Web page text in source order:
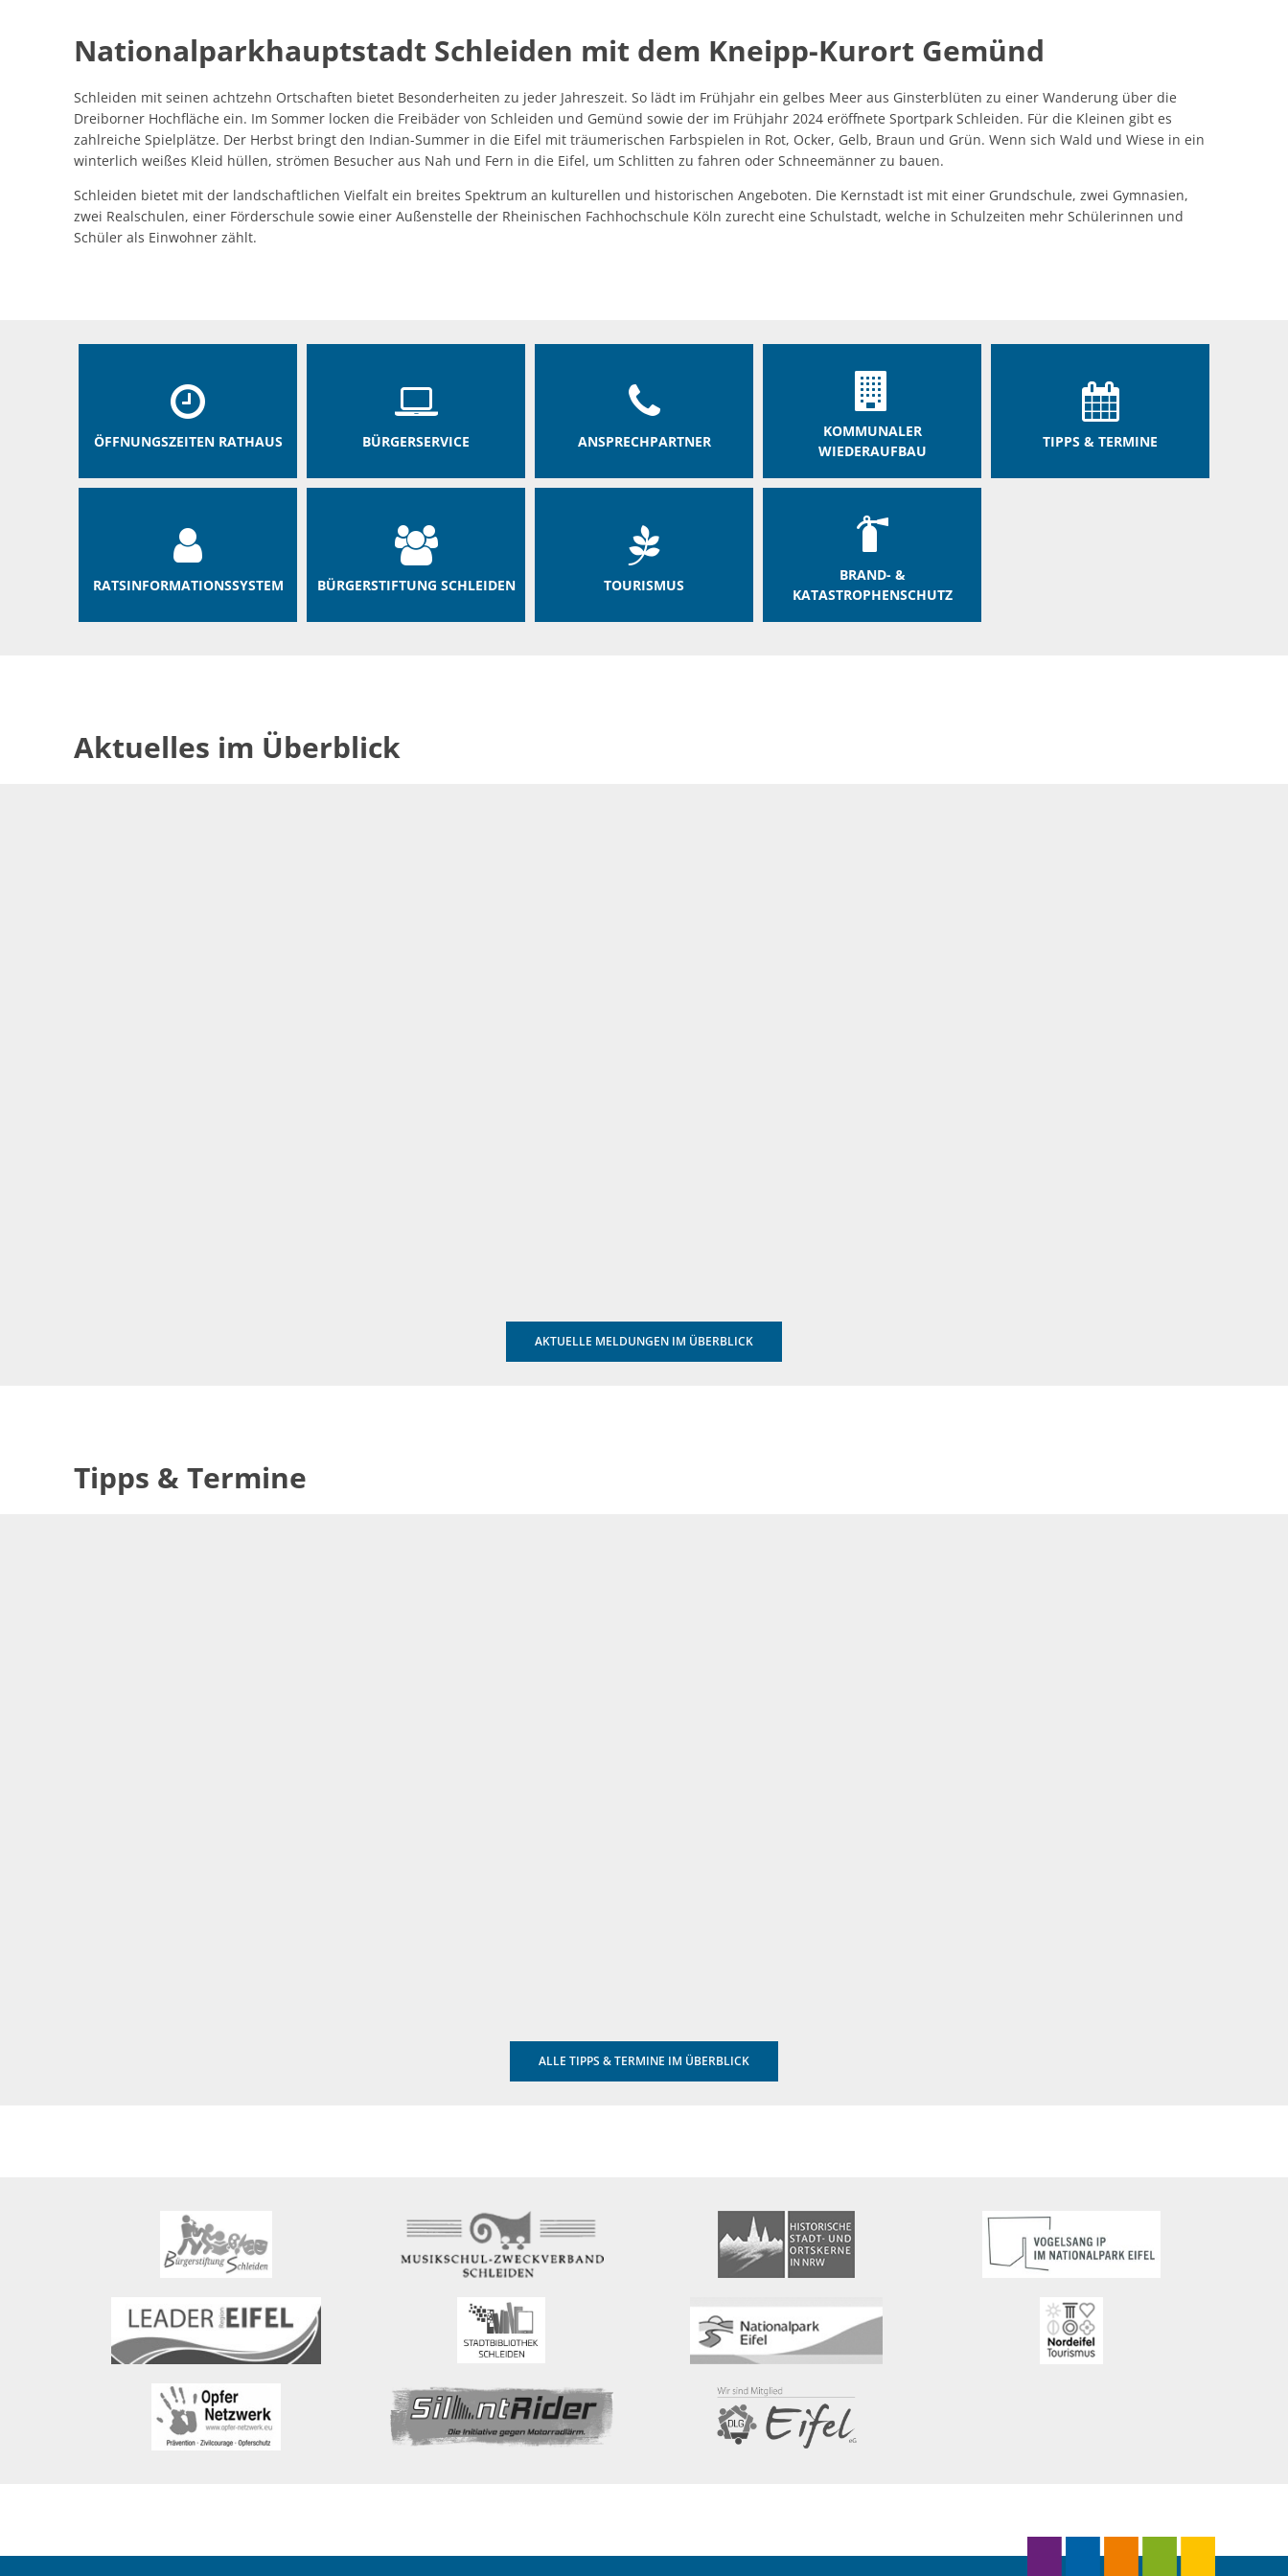
AWO-Fluthilfe
Heimatpreis 2026
Sondermüll
Abfallwirtschaftszentrum (AWZ) Mechernich
Schiedspersonen
Rasen mähen – gesetzliche Regelung
Rückschnitt von Hecken und Bäumen
Sondernutzungen
Blindengeld und Blindenhilfe
Behindertenbeirat
Beratung zur Vorsorge-Vollmacht
Soziales des Kreises Euskirchen
Termine
Gebührenübersicht
Grundbesitzabgaben
Vergnügungssteuer
Archiv
Satzungen
Bankverbindung/Lastschriftverfahren
Widerspruchsverfahren
Veranstaltungen melden (Online
Stadtbibliothek Schleiden
Zahlen, Daten, Fakten
RathausNationalparkhauptstadt Schleiden mit dem Kneipp-Kurort Gemünd
Schleiden mit seinen achtzehn Ortschaften bietet Besonderheiten zu jeder Jahreszeit. So lädt im Frühjahr ein gelbes Meer aus Ginsterblüten zu einer Wanderung über die
Dreiborner Hochfläche ein. Im Sommer locken die Freibäder von Schleiden und Gemünd sowie der im Frühjahr 2024 eröffnete Sportpark Schleiden. Für die Kleinen gibt es
zahlreiche Spielplätze. Der Herbst bringt den Indian-Summer in die Eifel mit träumerischen Farbspielen in Rot, Ocker, Gelb, Braun und Grün. Wenn sich Wald und Wiese in ein
winterlich weißes Kleid hüllen, strömen Besucher aus Nah und Fern in die Eifel, um Schlitten zu fahren oder Schneemänner zu bauen.
Schleiden bietet mit der landschaftlichen Vielfalt ein breites Spektrum an kulturellen und historischen Angeboten. Die Kernstadt ist mit einer Grundschule, zwei Gymnasien,
zwei Realschulen, einer Förderschule sowie einer Außenstelle der Rheinischen Fachhochschule Köln zurecht eine Schulstadt, welche in Schulzeiten mehr Schülerinnen und
Schüler als Einwohner zählt.
ÖFFNUNGSZEITEN RATHAUS BÜRGERSERVICE ANSPRECHPARTNER
KOMMUNALER
WIEDERAUFBAU
TIPPS & TERMINE
RATSINFORMATIONSSYSTEM BÜRGERSTIFTUNG SCHLEIDEN TOURISMUS
BRAND- &
KATASTROPHENSCHUTZ
Aktuelles im Überblick
AKTUELLE MELDUNGEN IM ÜBERBLICK
Tipps & Termine
ALLE TIPPS & TERMINE IM ÜBERBLICK